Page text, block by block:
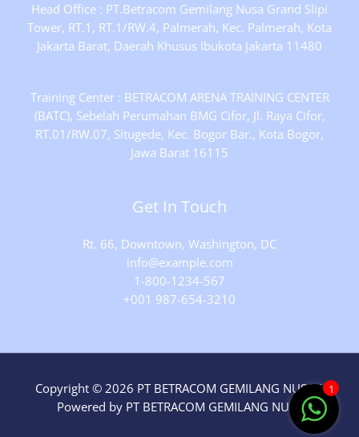
Head Office : PT.Betracom Gemilang Nusa Grand Slipi
Tower, RT.1, RT.1/RW.4, Palmerah, Kec. Palmerah, Kota
Jakarta Barat, Daerah Khusus Ibukota Jakarta 11480
Training Center : BETRACOM ARENA TRAINING CENTER
(BATC), Sebelah Perumahan BMG Cifor, Jl. Raya Cifor,
RT.01/RW.07, Situgede, Kec. Bogor Bar., Kota Bogor,
Jawa Barat 16115
Get In Touch
Rt. 66, Downtown, Washington, DC
info@example.com​
1-800-1234-567
+001 987-654-3210
Copyright © 2026 PT BETRACOM GEMILANG NUSA |
Powered by PT BETRACOM GEMILANG NUSA
1